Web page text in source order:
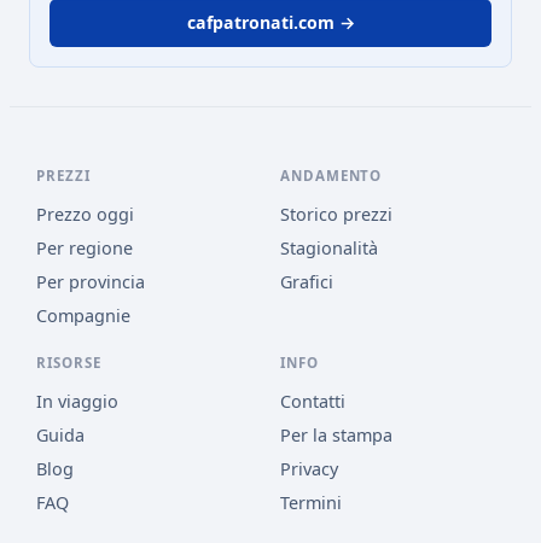
cafpatronati.com →
PREZZI
Prezzo oggi
Per regione
Per provincia
Compagnie
ANDAMENTO
Storico prezzi
Stagionalità
Grafici
RISORSE
In viaggio
Guida
Blog
FAQ
INFO
Contatti
Per la stampa
Privacy
Termini